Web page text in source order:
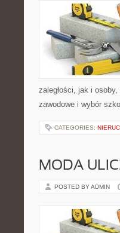
zaległości, jak i
zawodowe i wybór
CATEGORIES:
MODA
POSTED BY ADMIN